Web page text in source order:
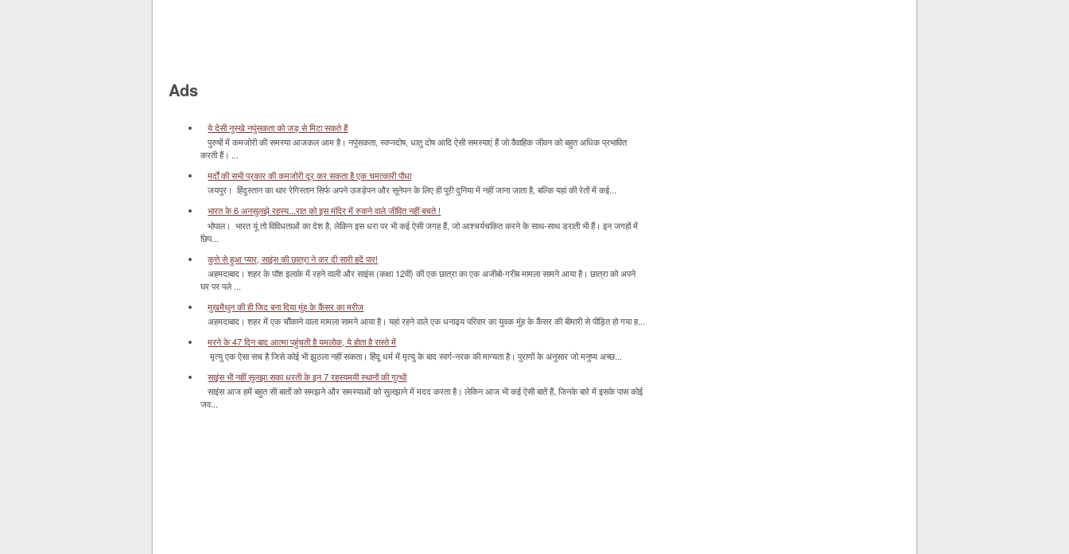
Ads
ये देसी नुस्खे नपुंसकता को जड़ से मिटा सकते हैं
पुरुषों में कमजोरी की समस्या आजकल आम है। नपुंसकता, स्वप्नदोष, धातु दोष आदि ऐसी समस्याएं हैं जो वैवाहिक जीवन को बहुत अधिक प्रभावित
करती हैं। ...
मर्दों की सभी प्रकार की कमजोरी दूर कर सकता है एक चमत्‍कारी पौधा
जयपुर। हिंदुस्‍तान का थार रेगिस्‍तान सिर्फ अपने उजड़ेपन और सूनेपन के लिए ही पूरी दुनिया में नहीं जाना जाता है, बल्कि यहां की रेतों में कई...
भारत के 6 अनसुलझे रहस्य...रात को इस मंदिर में रुकने वाले जीवित नहीं बचते !
भोपाल। भारत यूं तो विविधताओं का देश है, लेकिन इस धरा पर भी कई ऐसी जगह हैं, जो आश्चर्यचकित करने के साथ-साथ डराती भी हैं। इन जगहों में
छिप...
कुत्ते से हुआ प्यार, साइंस की छात्रा ने कर दी सारी हदें पार!
अहमदाबाद। शहर के पॉश इलाके में रहने वाली और साइंस (कक्षा 12वीं) की एक छात्रा का एक अजीबो-गरीब मामला सामने आया है। छात्रा को अपने
घर पर पले ...
मुखमैथुन की ही जिद बना दिया मुंह के कैंसर का मरीज
अहमदाबाद। शहर में एक चौंकाने वाला मामला सामने आया है। यहां रहने वाले एक धनाढ्य परिवार का युवक मुंंह के कैंसर की बीमारी से पीड़ित हो गया ह...
मरने के 47 दिन बाद आत्मा पहुंचती है यमलोक, ये होता है रास्ते में
मृत्यु एक ऐसा सच है जिसे कोई भी झुठला नहीं सकता। हिंदू धर्म में मृत्यु के बाद स्वर्ग-नरक की मान्यता है। पुराणों के अनुसार जो मनुष्य अच्छ...
साइंस भी नहीं सुलझा सका धरती के इन 7 रहस्यमयी स्थानों की गुत्थी
साइंस आज हमें बहुत सी बातों को समझने और समस्याओं को सुलझाने में मदद करता है। लेकिन आज भी कई ऐसी बातें हैं, जिनके बारे में इसके पास कोई
जव...